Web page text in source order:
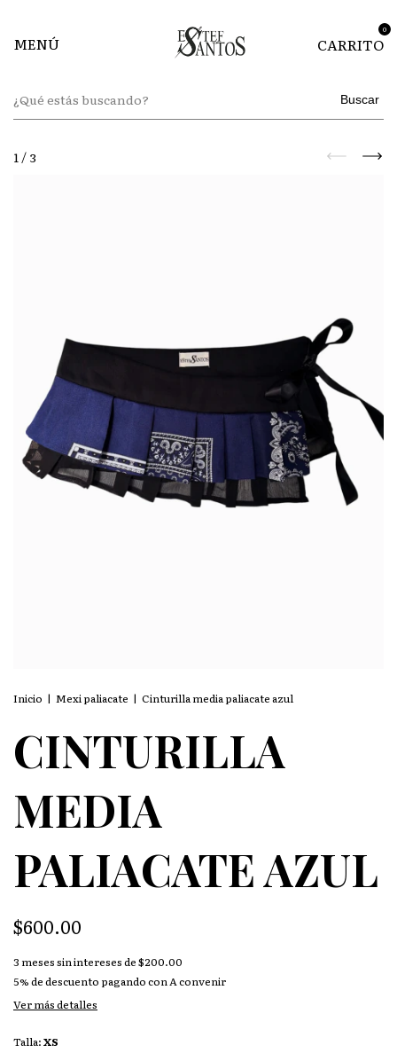
MENÚ CARRITO
0
Buscar
1/ 3
Inicio | Mexi paliacate | Cinturilla media paliacate azul
CINTURILLA
MEDIA
PALIACATE AZUL
$600.00
3 meses sin intereses de$200.00
5% de descuento pagando con A convenir
Ver más detalles
Talla:XS